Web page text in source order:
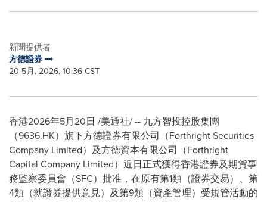
新聞提供者
方德證券
20 5月, 2026, 10:36 CST
香港2026年5月20日 /美通社/ -- 九方智投控股集團
（9636.HK）旗下方德證券有限公司（Forthright Securities
Company Limited）及方德資本有限公司（Forthright
Capital Company Limited）近日正式獲得香港證券及期貨事
務監察委員會（SFC）批准，在原有第1類（證券交易）、第
4類（就證券提供意見）及第9類（資產管理）受規管活動的